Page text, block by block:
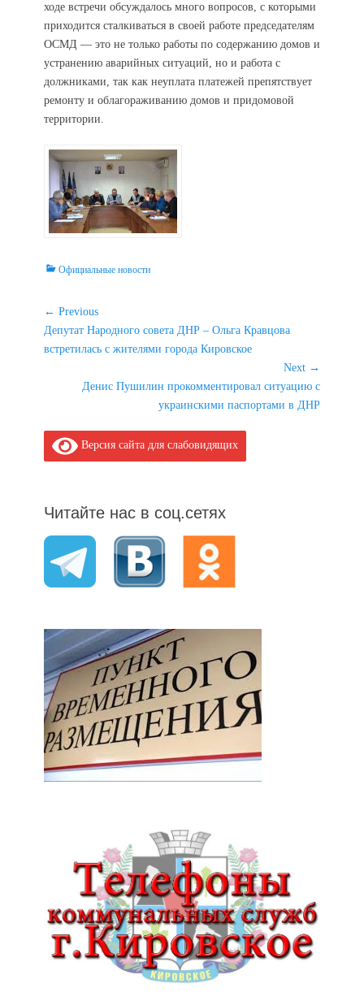
ходе встречи обсуждалось много вопросов, с которыми
приходится сталкиваться в своей работе председателям
ОСМД — это не только работы по содержанию домов и
устранению аварийных ситуаций, но и работа с
должниками, так как неуплата платежей препятствует
ремонту и облагораживанию домов и придомовой
территории.
Categories
Официальные новости
Навигация
по
записям
← Previous
Previous
post:
Депутат Народного совета ДНР – Ольга Кравцова
встретилась с жителями города Кировское
Next →
Денис Пушилин прокомментировал ситуацию с
украинскими паспортами в ДНР
Версия сайта для слабовидящих
Читайте нас в соц.сетях